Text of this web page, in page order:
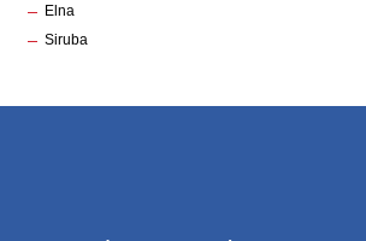
Elna
Siruba